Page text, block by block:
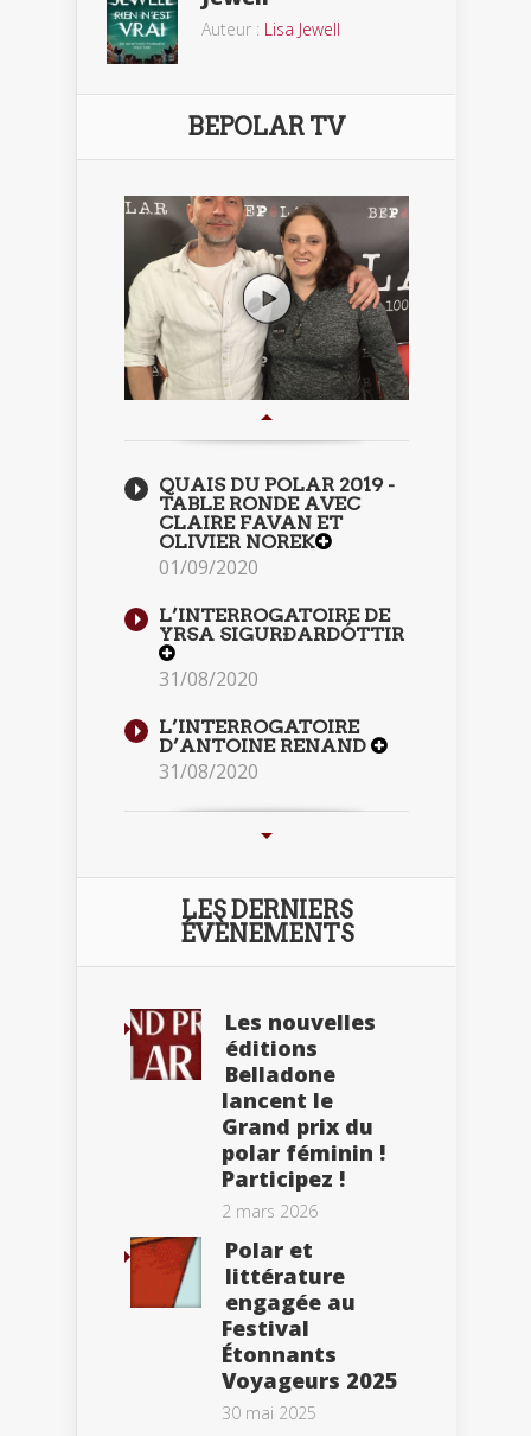
Auteur : Lisa Jewell
BEPOLAR TV
QUAIS DU POLAR 2019 -
TABLE RONDE AVEC
CLAIRE FAVAN ET
OLIVIER NOREK
01/09/2020
L’INTERROGATOIRE DE
YRSA SIGURÐARDÓTTIR
31/08/2020
L’INTERROGATOIRE
D’ANTOINE RENAND
31/08/2020
LES DERNIERS
ÉVÈNEMENTS
Les nouvelles
éditions
Belladone
lancent le
Grand prix du
polar féminin !
Participez !
2 mars 2026
Polar et
littérature
engagée au
Festival
Étonnants
Voyageurs 2025
30 mai 2025